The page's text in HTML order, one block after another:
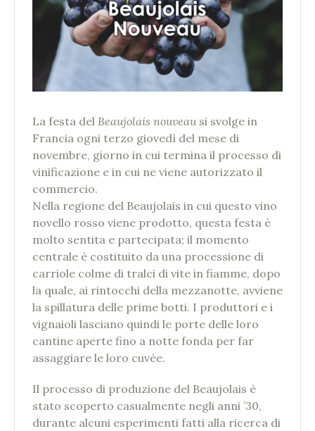
La festa del Beaujolais nouveausi svolge in
Francia ogni terzo giovedì del mese di
novembre, giorno in cui termina il processo di
vinificazione e in cui ne viene autorizzato il
commercio.
Nella regione del Beaujolais in cui questo vino
novello rosso viene prodotto, questa festa è
molto sentita e partecipata; il momento
centrale è costituito da una processione di
carriole colme di tralci di vite in fiamme, dopo
la quale, ai rintocchi della mezzanotte, avviene
la spillatura delle prime botti. I produttori e i
vignaioli lasciano quindi le porte delle loro
cantine aperte fino a notte fonda per far
assaggiare le loro cuvée.
Il processo di produzione del Beaujolais è
stato scoperto casualmente negli anni ’30,
durante alcuni esperimenti fatti alla ricerca di